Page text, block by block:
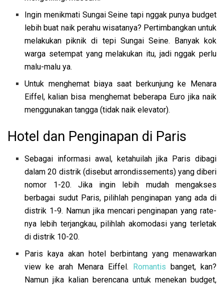
Ingin menikmati Sungai Seine tapi nggak punya budget
lebih buat naik perahu wisatanya? Pertimbangkan untuk
melakukan piknik di tepi Sungai Seine. Banyak kok
warga setempat yang melakukan itu, jadi nggak perlu
malu-malu ya.
Untuk menghemat biaya saat berkunjung ke Menara
Eiffel, kalian bisa menghemat beberapa Euro jika naik
menggunakan tangga (tidak naik elevator).
Hotel dan Penginapan di Paris
Sebagai informasi awal, ketahuilah jika Paris dibagi
dalam 20 distrik (disebut arrondissements) yang diberi
nomor 1-20. Jika ingin lebih mudah mengakses
berbagai sudut Paris, pilihlah penginapan yang ada di
distrik 1-9. Namun jika mencari penginapan yang rate-
nya lebih terjangkau, pilihlah akomodasi yang terletak
di distrik 10-20.
Paris kaya akan hotel berbintang yang menawarkan
view ke arah Menara Eiffel. Romantis banget, kan?
Namun jika kalian berencana untuk menekan budget,